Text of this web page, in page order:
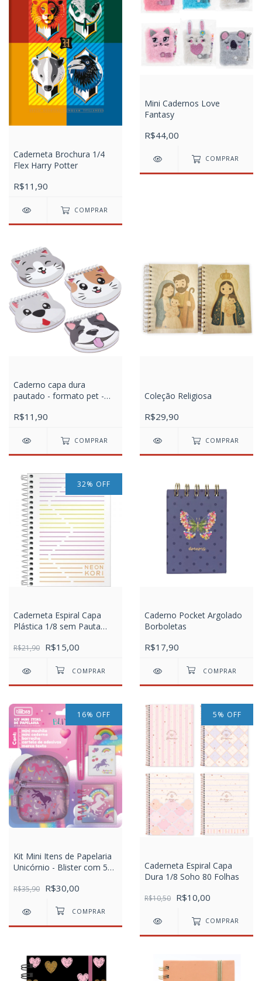
Caderneta Brochura 1/4
Flex Harry Potter
R$11,90
COMPRAR
Mini Cadernos Love
Fantasy
R$44,00
COMPRAR
Caderno capa dura
pautado - formato pet -
R$11,90
COMPRAR
Coleção Religiosa
R$29,90
COMPRAR
32% OFF
Caderneta Espiral Capa
Plástica 1/8 sem Pauta
R$21,90 R$15,00
Caderno Pocket Argolado
Borboletas
R$17,90
16% OFF
Kit Mini Itens de Papelaria
Unicórnio - Blister com 5
R$35,90 R$30,00
5% OFF
Caderneta Espiral Capa
Dura 1/8 Soho 80 Folhas
R$10,50 R$10,00
COMPRAR